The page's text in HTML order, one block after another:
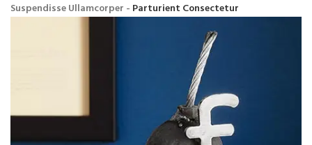
Suspendisse Ullamcorper - Parturient Consectetur